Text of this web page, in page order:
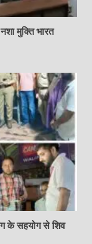
मुक्ति भारत
के सहयोग से शिव